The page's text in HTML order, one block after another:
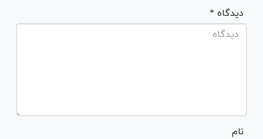
* دیدگاه
نام